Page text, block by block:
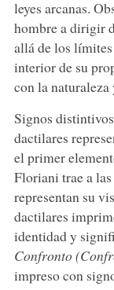
leyes arcanas.
hombre a dirigir
allá de los
interior de su
con la
Signos
dactilares
el primer
Floriani trae a
representan su
dactilares
identidad y
Confronto
impreso con